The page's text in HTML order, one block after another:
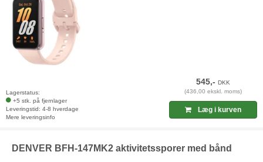
Lagerstatus:
+5 stk. på fjernlager
Leveringstid: 4-8 hverdage
Mere leveringsinfo
545,-DKK
(436,00 ekskl. moms)
Læg i kurven
DENVER BFH-147MK2 aktivitetssporer med bånd